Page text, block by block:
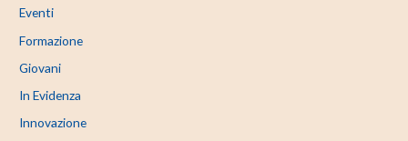
Eventi
Formazione
Giovani
In Evidenza
Innovazione